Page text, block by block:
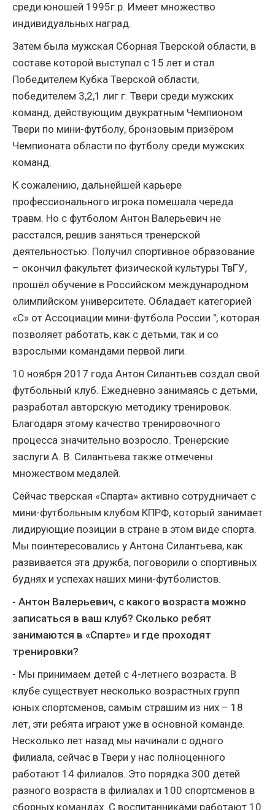
среди юношей 1995г.р. Имеет множество
индивидуальных наград.
Затем была мужская Сборная Тверской области, в
составе которой выступал с 15 лет и стал
Победителем Кубка Тверской области,
победителем 3,2,1 лиг г. Твери среди мужских
команд, действующим двукратным Чемпионом
Твери по мини-футболу, бронзовым призёром
Чемпионата области по футболу среди мужских
команд.
К сожалению, дальнейшей карьере
профессионального игрока помешала череда
травм. Но с футболом Антон Валерьевич не
расстался, решив заняться тренерской
деятельностью. Получил спортивное образование
– окончил факультет физической культуры ТвГУ,
прошёл обучение в Российском международном
олимпийском университете. Обладает категорией
«С» от Ассоциации мини-футбола России ", которая
позволяет работать, как с детьми, так и со
взрослыми командами первой лиги.
10 ноября 2017 года Антон Силантьев создал свой
футбольный клуб. Ежедневно занимаясь с детьми,
разработал авторскую методику тренировок.
Благодаря этому качество тренировочного
процесса значительно возросло. Тренерские
заслуги А. В. Силантьева также отмечены
множеством медалей.
Сейчас тверская «Спарта» активно сотрудничает с
мини-футбольным клубом КПРФ, который занимает
лидирующие позиции в стране в этом виде спорта.
Мы поинтересовались у Антона Силантьева, как
развивается эта дружба, поговорили о спортивных
буднях и успехах наших мини-футболистов.
- Антон Валерьевич, с какого возраста можно
записаться в ваш клуб? Сколько ребят
занимаются в «Спарте» и где проходят
тренировки?
- Мы принимаем детей с 4-летнего возраста. В
клубе существует несколько возрастных групп
юных спортсменов, самым страшим из них – 18
лет, эти ребята играют уже в основной команде.
Несколько лет назад мы начинали с одного
филиала, сейчас в Твери у нас полноценного
работают 14 филиалов. Это порядка 300 детей
разного возраста в филиалах и 100 спортсменов в
сборных командах. С воспитанниками работают 10